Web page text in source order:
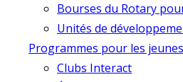
Bourses du Rotary
Unités de
Programmes pour les jeunes
Clubs Interact